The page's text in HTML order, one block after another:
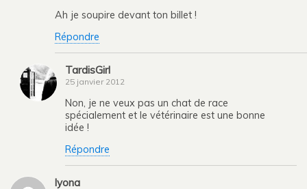
Ah je soupire devant ton billet !
Répondre
TardisGirl
25 janvier 2012
Non, je ne veux pas un chat de race
spécialement et le vétérinaire est une bonne
idée !
Répondre
lyona